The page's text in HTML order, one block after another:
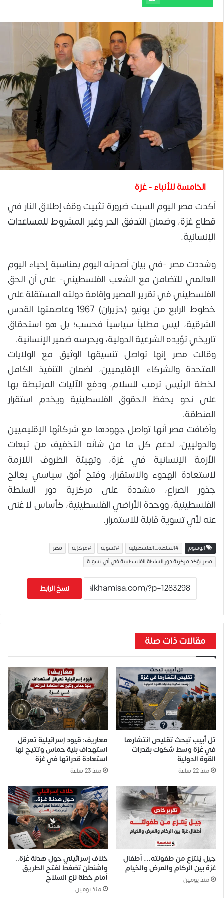
الخامسة للأنباء - غزة
أكدت مصر اليوم السبت ضرورة تثبيت وقف إطلاق النار في
قطاع غزة، وضمان التدفق الحر وغير المشروط للمساعدات
الإنسانية.
وشددت مصر -في بيان أصدرته اليوم بمناسبة إحياء اليوم
العالمي للتضامن مع الشعب الفلسطيني- على أن الحق
الفلسطيني في تقرير المصير وإقامة دولته المستقلة على
خطوط الرابع من يونيو (حزيران) 1967 وعاصمتها القدس
الشرقية، ليس مطلباً سياسياً فحسب؛ بل هو استحقاق
تاريخي تؤيده الشرعية الدولية، ويحرسه ضمير الإنسانية.
وقالت مصر إنها تواصل تنسيقها الوثيق مع الولايات
المتحدة والشركاء الإقليميين، لضمان التنفيذ الكامل
لخطة الرئيس ترمب للسلام، ودفع الآليات المرتبطة بها
على نحو يحفظ الحقوق الفلسطينية ويخدم استقرار
المنطقة.
وأضافت مصر أنها تواصل جهودها مع شركائها الإقليميين
والدوليين، لدعم كل ما من شأنه التخفيف من تبعات
الأزمة الإنسانية في غزة، وتهيئة الظروف اللازمة
لاستعادة الهدوء والاستقرار، وفتح أفق سياسي يعالج
جذور الصراع، مشددة على مركزية دور السلطة
الفلسطينية، ووحدة الأراضي الفلسطينية، كأساس لا غنى
عنه لأي تسوية قابلة للاستمرار.
الوسوم #السلطة_الفلسطينية #تسوية #مركزية
مصر
مصر تؤكد مركزية دور السلطة الفلسطينية في أي تسوية
نسخ الرابط
مقالات ذات صلة
تل أبيب تبحث تقليص انتشارها
في غزة وسط شكوك بقدرات
القوة الدولية
منذ 22 ساعة
معاريف: قيود إسرائيلية تعرقل
استهداف بنية حماس وتتيح لها
استعادة قدراتها في غزة
منذ 23 ساعة
جيل يُنتزع من طفولته… أطفال
غزة بين الركام والمرض والخيام
منذ يومين
خلاف إسرائيلي حول هدنة غزة..
واشنطن تضغط لفتح الطريق
أمام خطة نزع السلاح
منذ يومين